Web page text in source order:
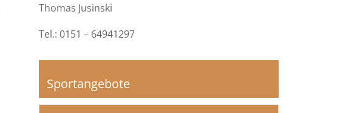
Thomas Jusinski
Tel.: 0151 – 64941297
Sportangebote